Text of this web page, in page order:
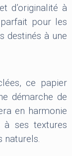
d’originalité à
pour les
destinés à une
ce papier
démarche de
en harmonie
ses textures
naturels.